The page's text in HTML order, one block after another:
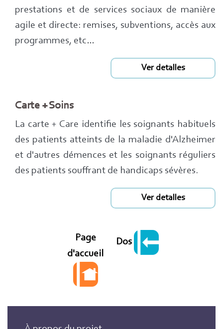
prestations et de services sociaux de manière
agile et directe: remises, subventions, accès aux
programmes, etc…
Ver detalles
Carte + Soins
La carte + Care identifie les soignants habituels
des patients atteints de la maladie d'Alzheimer
et d'autres démences et les soignants réguliers
des patients souffrant de handicaps sévères.
Ver detalles
Page
d'accueil
Dos